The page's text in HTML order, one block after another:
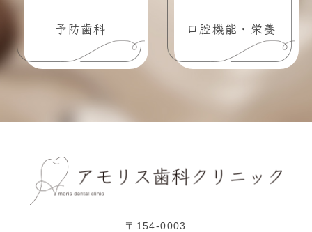
予防歯科 口腔機能・栄養
〒154-0003